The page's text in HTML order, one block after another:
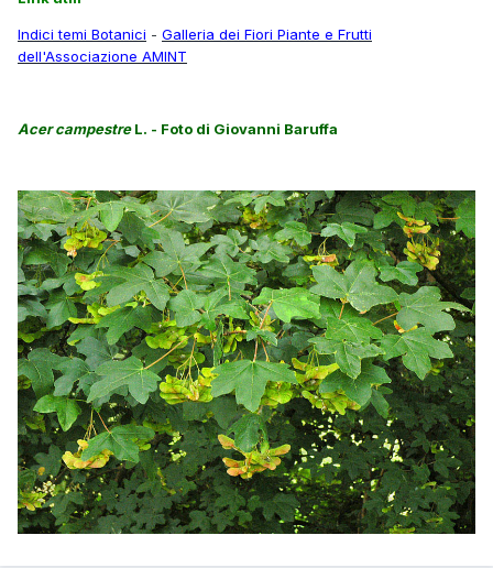
Indici temi Botanici - Galleria dei Fiori Piante e Frutti
dell'Associazione AMINT
Acer campestreL. - Foto di Giovanni Baruffa